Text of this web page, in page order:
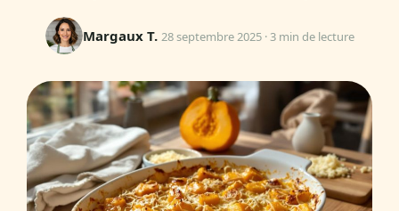
Margaux T. 28 septembre 2025 · 3 min de lecture